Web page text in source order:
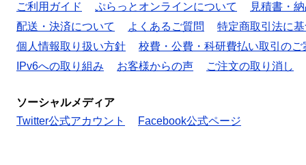
ご利用ガイド
ぷらっとオンラインについて
見積書・
配送・決済について
よくあるご質問
特定商取引法に
個人情報取り扱い方針
校費・公費・科研費払い取引のご
IPv6への取り組み
お客様からの声 ご注文の取り消し
ソーシャルメディア
Twitter公式アカウント
Facebook公式ページ